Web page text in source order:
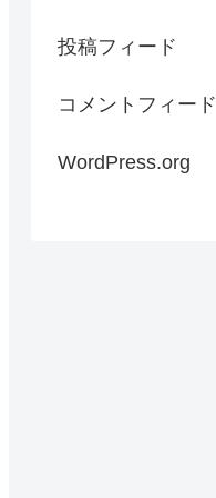
投稿フィード
コメントフィード
WordPress.org